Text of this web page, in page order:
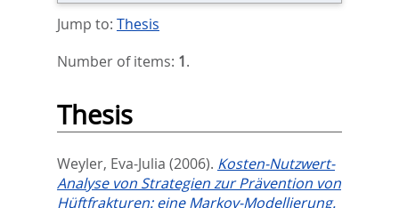
Jump to: Thesis
Number of items: 1.
Thesis
Weyler, Eva-Julia (2006). Kosten-Nutzwert-
Analyse von Strategien zur Prävention von
Hüftfrakturen: eine Markov-Modellierung.